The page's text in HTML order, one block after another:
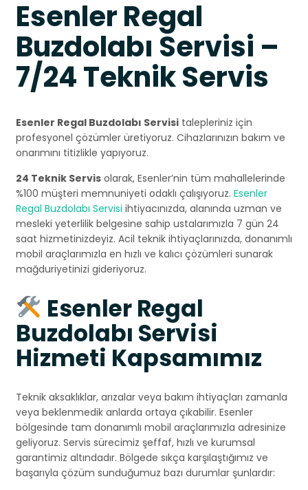
Esenler Regal
Buzdolabı Servisi –
7/24 Teknik Servis
Esenler Regal Buzdolabı Servisi talepleriniz için
profesyonel çözümler üretiyoruz. Cihazlarınızın bakım ve
onarımını titizlikle yapıyoruz.
24 Teknik Servis olarak, Esenler’nin tüm mahallelerinde
%100 müşteri memnuniyeti odaklı çalışıyoruz. Esenler
Regal Buzdolabı Servisi ihtiyacınızda, alanında uzman ve
mesleki yeterlilik belgesine sahip ustalarımızla 7 gün 24
saat hizmetinizdeyiz. Acil teknik ihtiyaçlarınızda, donanımlı
mobil araçlarımızla en hızlı ve kalıcı çözümleri sunarak
mağduriyetinizi gideriyoruz.
Esenler Regal
Buzdolabı Servisi
Hizmeti Kapsamımız
Teknik aksaklıklar, arızalar veya bakım ihtiyaçları zamanla
veya beklenmedik anlarda ortaya çıkabilir. Esenler
bölgesinde tam donanımlı mobil araçlarımızla adresinize
geliyoruz. Servis sürecimiz şeffaf, hızlı ve kurumsal
garantimiz altındadır. Bölgede sıkça karşılaştığımız ve
başarıyla çözüm sunduğumuz bazı durumlar şunlardır: